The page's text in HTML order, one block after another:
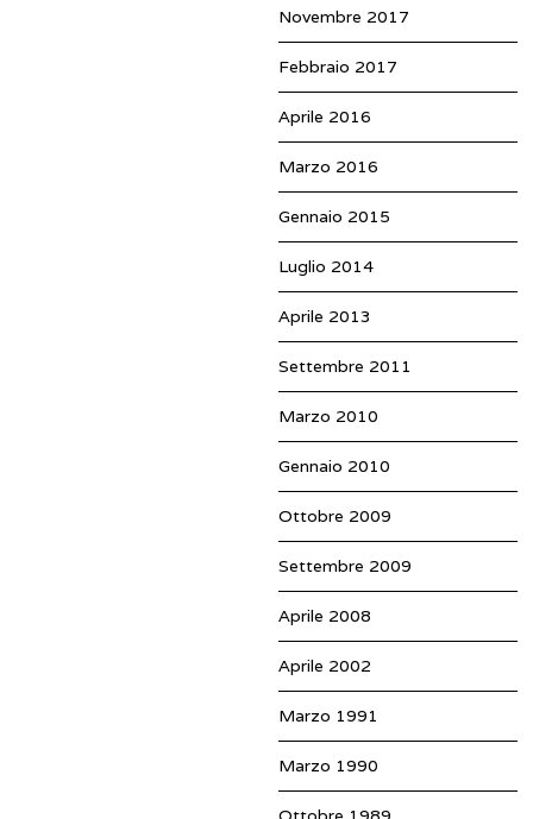
Novembre 2017
Febbraio 2017
Aprile 2016
Marzo 2016
Gennaio 2015
Luglio 2014
Aprile 2013
Settembre 2011
Marzo 2010
Gennaio 2010
Ottobre 2009
Settembre 2009
Aprile 2008
Aprile 2002
Marzo 1991
Marzo 1990